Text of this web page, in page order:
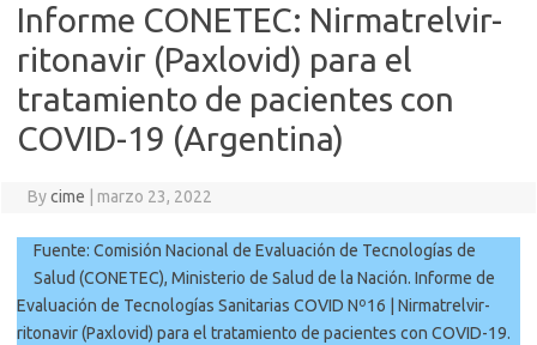
Informe CONETEC: Nirmatrelvir-
ritonavir (Paxlovid) para el
tratamiento de pacientes con
COVID-19 (Argentina)
Bycime marzo 23, 2022
Fuente: Comisión Nacional de Evaluación de Tecnologías de
Salud (CONETEC), Ministerio de Salud de la Nación. Informe de
Evaluación de Tecnologías Sanitarias COVID Nº16 | Nirmatrelvir-
ritonavir (Paxlovid) para el tratamiento de pacientes con COVID-19.